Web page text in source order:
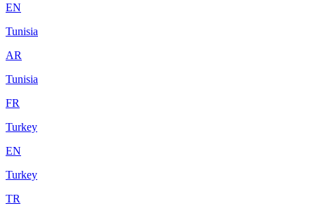
EN
Tunisia
AR
Tunisia
FR
Turkey
EN
Turkey
TR